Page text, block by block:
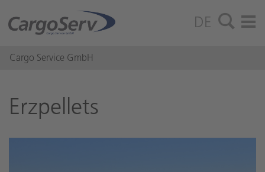
DE
Cargo Service GmbH
Erz­pel­lets